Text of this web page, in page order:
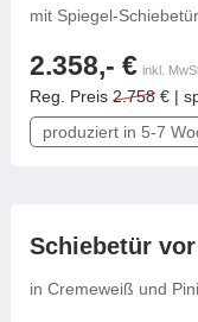
mit Spiegel-
2.358,- € inkl.
Reg. Preis 2.758 € |
produziert in 5-7
Schiebetür
in Cremeweiß und
Sofas & Schlafsofas